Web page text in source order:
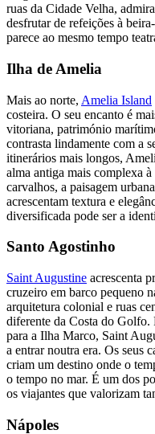
ruas da Cidade Velha,
desfrutar de refeições à
parece ao mesmo tempo
Ilha de Amelia
Mais ao norte, Amelia Island
costeira. O seu encanto é
vitoriana, património
contrasta lindamente com a
itinerários mais longos,
alma antiga mais complexa
carvalhos, a paisagem
acrescentam textura e
diversificada pode ser a
Santo Agostinho
Saint Augustine acrescenta
cruzeiro em barco pequeno
arquitetura colonial e ruas
diferente da Costa do Golfo.
para a Ilha Marco, Saint
a entrar noutra era. Os seus
criam um destino onde o
o tempo no mar. É um dos
os viajantes que valorizam
Nápoles